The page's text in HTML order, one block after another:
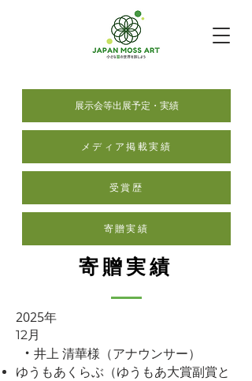
展示会等出展予定・実績
メディア掲載実績
受賞歴
寄贈実績
寄贈実績
2025年
12月
・ 井上 清華様（アナウンサー）
ゆうもあくらぶ（ゆうもあ大賞副賞と